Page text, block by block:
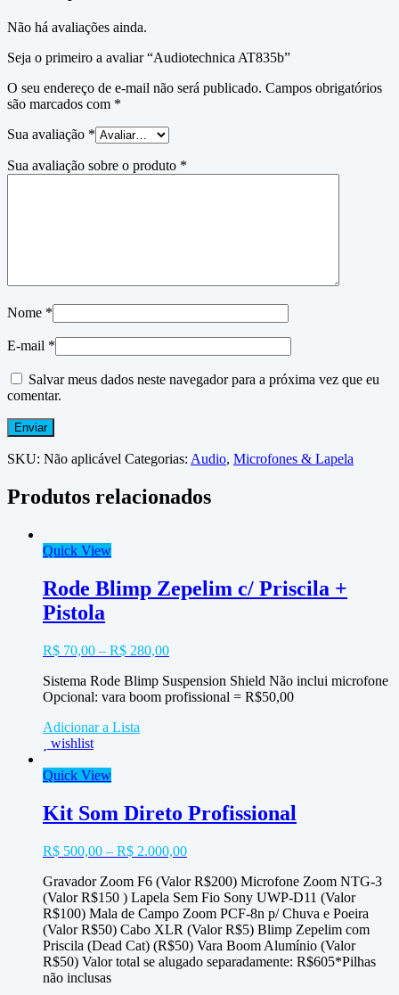
Não há avaliações ainda.
Seja o primeiro a avaliar “Audiotechnica AT835b”
O seu endereço de e-mail não será publicado. Campos obrigatórios
são marcados com *
Sua avaliação *
Sua avaliação sobre o produto *
Nome *
E-mail *
Salvar meus dados neste navegador para a próxima vez que eu
comentar.
SKU: Não aplicável Categorias: Audio, Microfones & Lapela
Produtos relacionados
Quick View
Rode Blimp Zepelim c/ Priscila +
Pistola
R$ 70,00 – R$ 280,00
Sistema Rode Blimp Suspension Shield Não inclui microfone
Opcional: vara boom profissional = R$50,00
Adicionar a Lista
wishlist
Quick View
Kit Som Direto Profissional
R$ 500,00 – R$ 2.000,00
Gravador Zoom F6 (Valor R$200) Microfone Zoom NTG-3
(Valor R$150 ) Lapela Sem Fio Sony UWP-D11 (Valor
R$100) Mala de Campo Zoom PCF-8n p/ Chuva e Poeira
(Valor R$50) Cabo XLR (Valor R$5) Blimp Zepelim com
Priscila (Dead Cat) (R$50) Vara Boom Alumínio (Valor
R$50) Valor total se alugado separadamente: R$605*Pilhas
não inclusas